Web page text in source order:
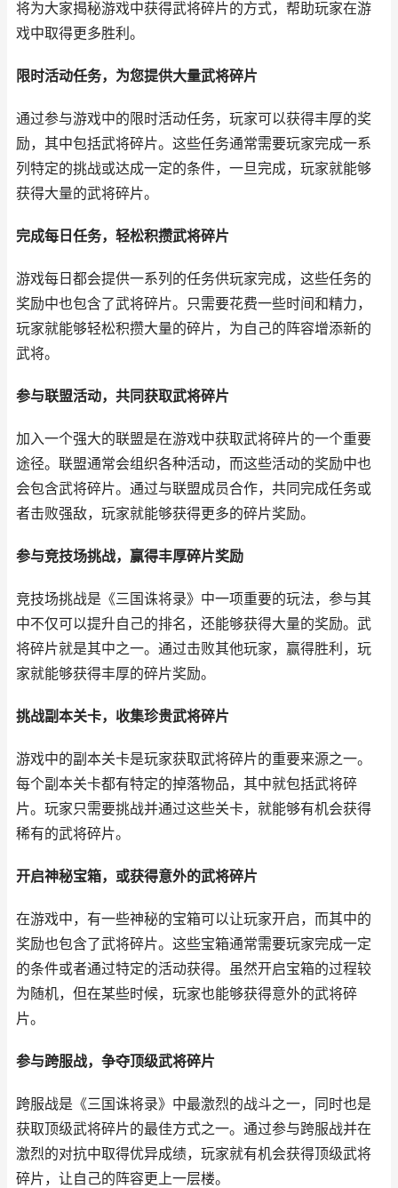
将为大家揭秘游戏中获得武将碎片的方式，帮助玩家在游
戏中取得更多胜利。
限时活动任务，为您提供大量武将碎片
通过参与游戏中的限时活动任务，玩家可以获得丰厚的奖
励，其中包括武将碎片。这些任务通常需要玩家完成一系
列特定的挑战或达成一定的条件，一旦完成，玩家就能够
获得大量的武将碎片。
完成每日任务，轻松积攒武将碎片
游戏每日都会提供一系列的任务供玩家完成，这些任务的
奖励中也包含了武将碎片。只需要花费一些时间和精力，
玩家就能够轻松积攒大量的碎片，为自己的阵容增添新的
武将。
参与联盟活动，共同获取武将碎片
加入一个强大的联盟是在游戏中获取武将碎片的一个重要
途径。联盟通常会组织各种活动，而这些活动的奖励中也
会包含武将碎片。通过与联盟成员合作，共同完成任务或
者击败强敌，玩家就能够获得更多的碎片奖励。
参与竞技场挑战，赢得丰厚碎片奖励
竞技场挑战是《三国诛将录》中一项重要的玩法，参与其
中不仅可以提升自己的排名，还能够获得大量的奖励。武
将碎片就是其中之一。通过击败其他玩家，赢得胜利，玩
家就能够获得丰厚的碎片奖励。
挑战副本关卡，收集珍贵武将碎片
游戏中的副本关卡是玩家获取武将碎片的重要来源之一。
每个副本关卡都有特定的掉落物品，其中就包括武将碎
片。玩家只需要挑战并通过这些关卡，就能够有机会获得
稀有的武将碎片。
开启神秘宝箱，或获得意外的武将碎片
在游戏中，有一些神秘的宝箱可以让玩家开启，而其中的
奖励也包含了武将碎片。这些宝箱通常需要玩家完成一定
的条件或者通过特定的活动获得。虽然开启宝箱的过程较
为随机，但在某些时候，玩家也能够获得意外的武将碎
片。
参与跨服战，争夺顶级武将碎片
跨服战是《三国诛将录》中最激烈的战斗之一，同时也是
获取顶级武将碎片的最佳方式之一。通过参与跨服战并在
激烈的对抗中取得优异成绩，玩家就有机会获得顶级武将
碎片，让自己的阵容更上一层楼。